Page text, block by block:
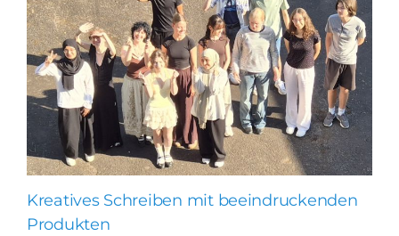
Kreatives Schreiben mit beeindruckenden
Produkten